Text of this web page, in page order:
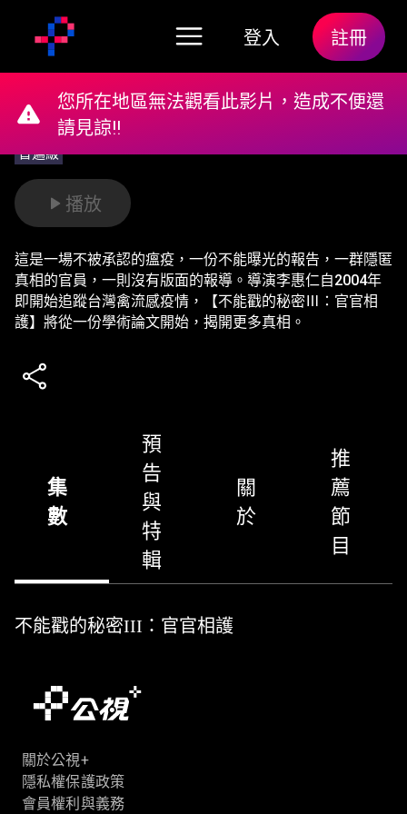
登入 註冊
普遍級
播放
這是一場不被承認的瘟疫，一份不能曝光的報告，一群隱匿
真相的官員，一則沒有版面的報導。導演李惠仁自2004年
即開始追蹤台灣禽流感疫情，【不能戳的秘密Ⅲ：官官相
護】將從一份學術論文開始，揭開更多真相。
集
數
預
告
與
特
輯
關
於
推
薦
節
目
不能戳的秘密III：官官相護
您所在地區無法觀看此影片，造成不便還
請見諒!!
關於公視+
隱私權保護政策
會員權利與義務